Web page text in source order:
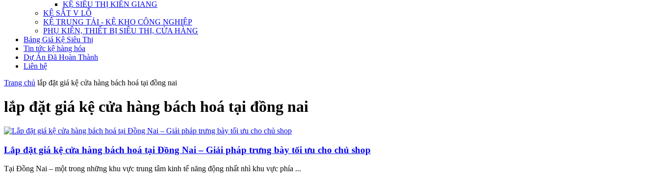
KỆ SIÊU THỊ KIÊN GIANG
KỆ SẮT V LỖ
KỆ TRUNG TẢI - KỆ KHO CÔNG NGHIỆP
PHỤ KIỆN, THIẾT BỊ SIÊU THỊ, CỬA HÀNG
Bảng Giá Kệ Siêu Thị
Tin tức kệ hàng hóa
Dự Án Đã Hoàn Thành
Liên hệ
Trang chủ lắp đặt giá kệ cửa hàng bách hoá tại đồng nai
lắp đặt giá kệ cửa hàng bách hoá tại đồng nai
Lắp đặt giá kệ cửa hàng bách hoá tại Đồng Nai – Giải pháp trưng bày tối ưu cho chủ shop
Tại Đồng Nai – một trong những khu vực trung tâm kinh tế năng động nhất nhì khu vực phía ...